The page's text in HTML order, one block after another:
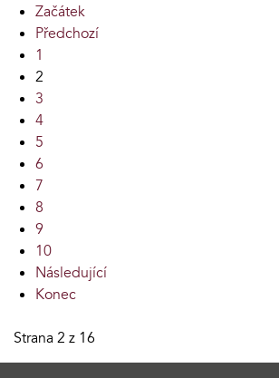
Začátek
Předchozí
1
2
3
4
5
6
7
8
9
10
Následující
Konec
Strana 2 z 16